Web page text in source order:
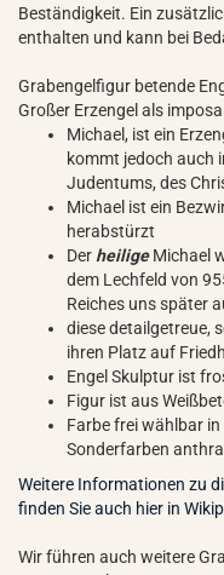
Beständigkeit. Ein
enthalten und kann bei
Grabengelfigur betende
Großer Erzengel als
Michael, ist ein
kommt jedoch auch
Judentums, des
Michael ist ein
herabstürzt
Der heiligeMichael
dem Lechfeld von
Reiches uns später
diese detailgetreue,
ihren Platz auf
Engel Skulptur ist
Figur ist aus
Farbe frei wählbar
Sonderfarben
Weitere Informationen zu
finden Sie auch hier in
Wir führen auch weitere